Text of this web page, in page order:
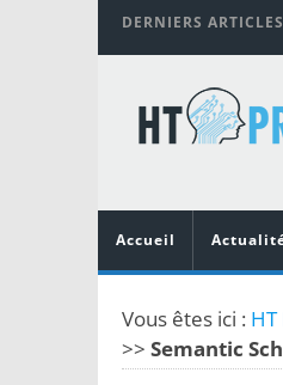
DERNIERS ARTICLES
Accueil
Vous êtes ici :
>> Semantic